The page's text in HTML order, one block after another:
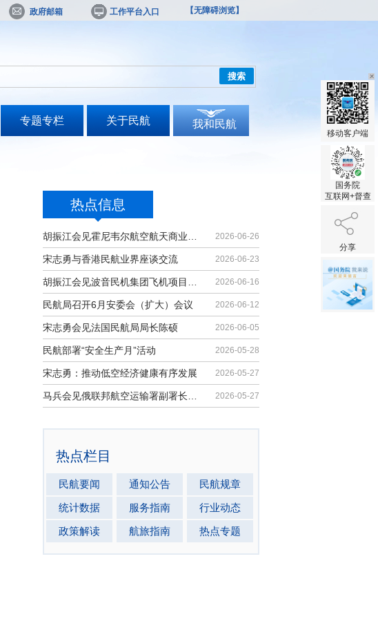
政府邮箱 工作平台入口 【无障碍浏览】
搜索
专题专栏 关于民航 我和民航
热点信息
2026-06-26
宋志勇与香港民航业界座谈交流 2026-06-23
2026-06-16
民航局召开6月安委会（扩大）会议 2026-06-12
宋志勇会见法国民航局局长陈硕 2026-06-05
民航部署“安全生产月”活动 2026-05-28
宋志勇：推动低空经济健康有序发展 2026-05-27
2026-05-27
热点栏目
民航要闻 通知公告
民航规章
统计数据
服务指南
行业动态
政策解读
航旅指南 热点专题
移动客户端
国务院
互联网+督查
分享